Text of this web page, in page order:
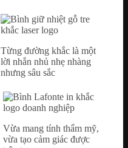
Từng đường khắc là một
lời nhắn nhủ nhẹ nhàng
nhưng sâu sắc
Vừa mang tính thẩm mỹ,
vừa tạo cảm giác được